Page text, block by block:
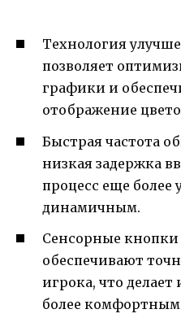
Технология
позволяет
графики и
отображение
Быстрая частота
низкая задержка
процесс еще более
динамичным.
Сенсорные кнопки
обеспечивают
игрока, что
более